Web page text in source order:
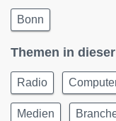
Bonn
Themen in
Radio
Medien